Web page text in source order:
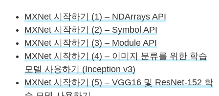
MXNet 시작하기 (1) – NDArrays API
MXNet 시작하기 (2) – Symbol API
MXNet 시작하기 (3) – Module API
MXNet 시작하기 (4) – 이미지 분류를 위한 학습
모델 사용하기 (Inception v3)
MXNet 시작하기 (5) – VGG16 및 ResNet-152 학